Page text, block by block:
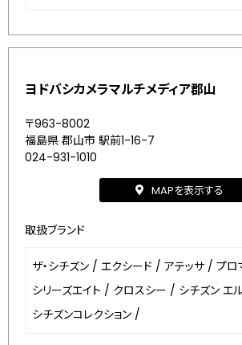
ヨドバシカメラマルチメディア郡山
〒963-8002
福島県 郡山市 駅前1-16-7
024-931-1010
MAPを表示する
取扱ブランド
ザ・シチズン / エクシード / アテッサ / プロ
シリーズエイト / クロスシー / シチズン エ
シチズンコレクション /